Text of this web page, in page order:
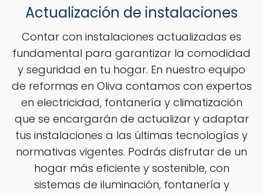
Actualización de instalaciones
Contar con instalaciones actualizadas es
fundamental para garantizar la comodidad
y seguridad en tu hogar. En nuestro equipo
de reformas en Oliva contamos con expertos
en electricidad, fontanería y climatización
que se encargarán de actualizar y adaptar
tus instalaciones a las últimas tecnologías y
normativas vigentes. Podrás disfrutar de un
hogar más eficiente y sostenible, con
sistemas de iluminación, fontanería y